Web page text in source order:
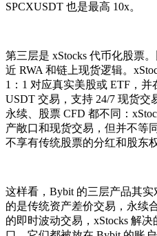
SPCXUSDT 也是最高 10x。
第三层是 xStocks 代币化股票
近 RWA 和链上现货逻辑。
1：1 对应真实美股或 ETF，并
USDT 交易，支持 24/7 现货
永续、股票 CFD 都不同：
产敞口和现货交易，但并不等
不享有传统股票的分红和股东权
这样看，Bybit 的三层产品其
的是传统资产差价交易，永续
的即时波动交易，xStocks 解